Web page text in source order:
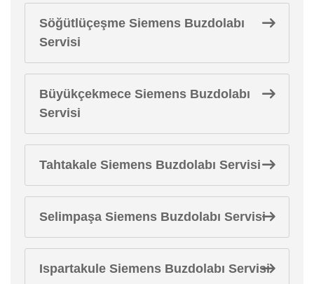
Söğütlüçeşme Siemens Buzdolabı
Servisi
Büyükçekmece Siemens Buzdolabı
Servisi
Tahtakale Siemens Buzdolabı Servisi
Selimpaşa Siemens Buzdolabı Servisi
Ispartakule Siemens Buzdolabı Servisi